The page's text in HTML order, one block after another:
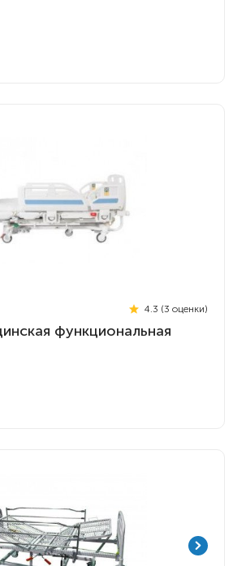
4.3 (3 оценки)
функциональная